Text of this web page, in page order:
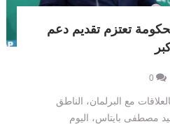
تعتزم تقديم دعم
0
مع البرلمان، الناطق
مصطفى بايتاس، اليوم